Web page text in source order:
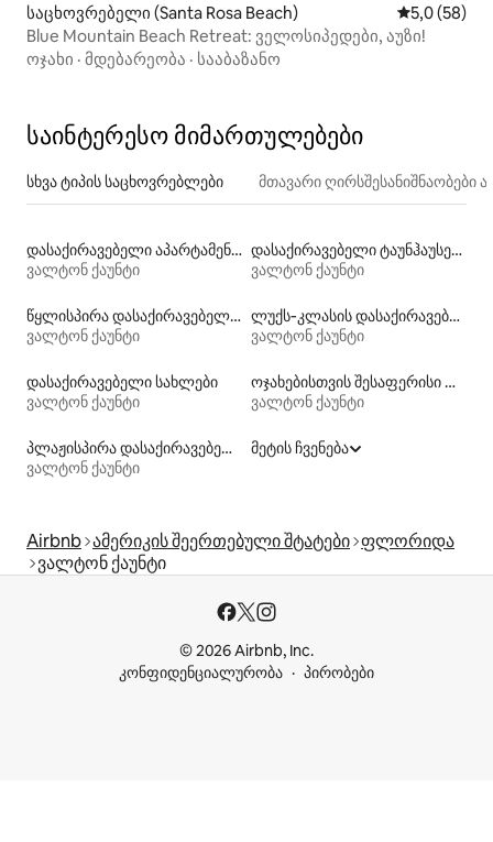
საცხოვრებელი (Santa Rosa Beach) საშუალო
5,0 (58)
Blue Mountain Beach Retreat: ველოსიპედები, აუზი!
ოჯახი · მდებარეობა · სააბაზანო
საინტერესო მიმართულებები
სხვა ტიპის საცხოვრებლები მთავარი
დასაქირავებელი აპარტამენტები
ვალტონ ქაუნტი
დასაქირავებელი ტაუნჰაუსები
ვალტონ ქაუნტი
წყლისპირა დასაქირავებელი საცხოვრებლები
ვალტონ ქაუნტი
ლუქს‑კლასის დასაქირავებელი საცხოვრებლები
ვალტონ ქაუნტი
დასაქირავებელი სახლები
ვალტონ ქაუნტი
ოჯახებისთვის შესაფერისი დასაქირავებელი საცხოვრებლები
ვალტონ ქაუნტი
პლაჟისპირა დასაქირავებელი საცხოვრებლები
ვალტონ ქაუნტი
მეტის ჩვენება
Airbnb ამერიკის შეერთებული შტატები ფლორიდა
ვალტონ ქაუნტი
© 2026 Airbnb, Inc.
კონფიდენციალურობა
პირობები